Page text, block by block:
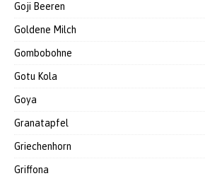
Goji Beeren
Goldene Milch
Gombobohne
Gotu Kola
Goya
Granatapfel
Griechenhorn
Griffona